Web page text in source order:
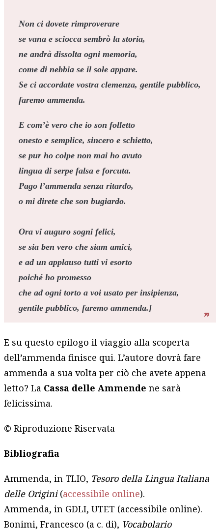
Non ci dovete rimproverare
se vana e sciocca sembrò la storia,
ne andrà dissolta ogni memoria,
come di nebbia se il sole appare.
Se ci accordate vostra clemenza, gentile pubblico,
faremo ammenda.
E com’è vero che io son folletto
onesto e semplice, sincero e schietto,
se pur ho colpe non mai ho avuto
lingua di serpe falsa e forcuta.
Pago l’ammenda senza ritardo,
o mi direte che son bugiardo.
Ora vi auguro sogni felici,
se sia ben vero che siam amici,
e ad un applauso tutti vi esorto
poiché ho promesso
che ad ogni torto a voi usato per insipienza,
gentile pubblico, faremo ammenda.]
E su questo epilogo il viaggio alla scoperta
dell’ammenda finisce qui. L’autore dovrà fare
ammenda a sua volta per ciò che avete appena
letto? La Cassa delle Ammende ne sarà
felicissima.
© Riproduzione Riservata
Bibliografia
Ammenda, in TLIO, Tesoro della Lingua Italiana
delle Origini(accessibile online).
Ammenda, in GDLI, UTET (accessibile online).
Bonimi, Francesco (a c. di), Vocabolario